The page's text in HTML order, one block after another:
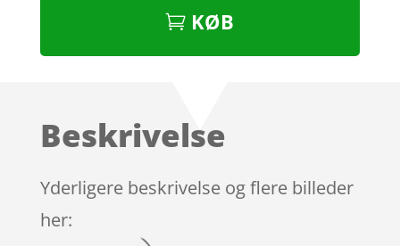
KØB
Beskrivelse
Yderligere beskrivelse og flere billeder
her: